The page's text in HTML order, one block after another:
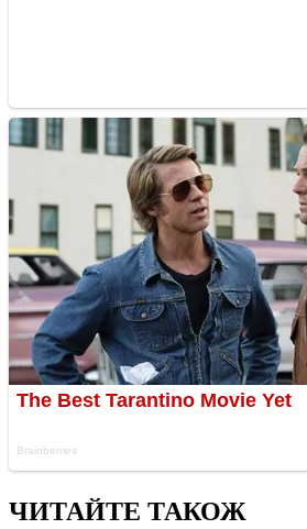
ЧИТАЙТЕ ТАКОЖ